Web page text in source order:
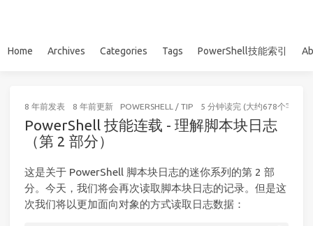
Home Archives Categories Tags PowerShell技能索引
8 年前发表 8 年前更新 POWERSHELL / TIP 5 分钟读完 (大约678个字)
PowerShell 技能连载 - 理解脚本块日志
（第 2 部分）
这是关于 PowerShell 脚本块日志的迷你系列的第 2 部
分。今天，我们将会再次读取脚本块日志的记录。但是这
次我们将以更加面向对象的方式读取日志数据：